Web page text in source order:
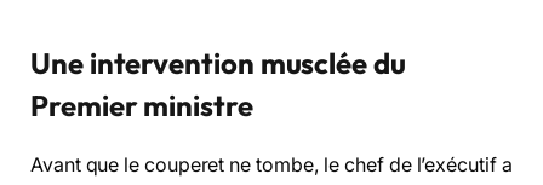
Une intervention musclée du
Premier ministre
Avant que le couperet ne tombe, le chef de l’exécutif a